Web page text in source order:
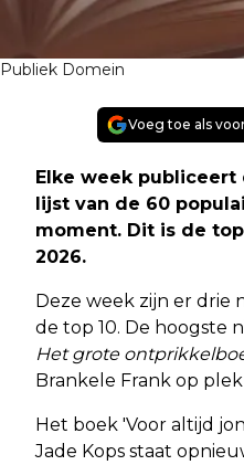
Publiek Domein
Voeg toe als
Elke week publiceert
lijst van de 60
moment. Dit is de
2026.
Deze week zijn er drie
de top 10. De hoogste
Het grote
Brankele Frank op plek
Het boek 'Voor altijd
Jade Kops staat